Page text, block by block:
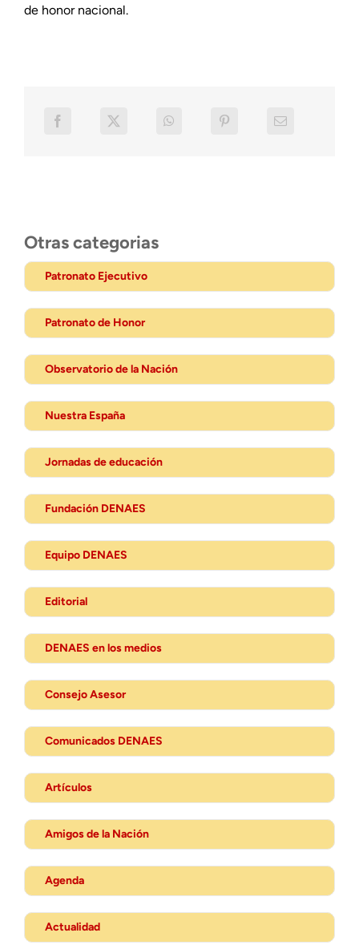
de honor nacional.
Otras categorias
Patronato Ejecutivo
Patronato de Honor
Observatorio de la Nación
Nuestra España
Jornadas de educación
Fundación DENAES
Equipo DENAES
Editorial
DENAES en los medios
Consejo Asesor
Comunicados DENAES
Artículos
Amigos de la Nación
Agenda
Actualidad